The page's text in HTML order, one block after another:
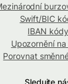
Swift/BIC
IBAN kódy
Upozornění
Porovnat
Sledujte